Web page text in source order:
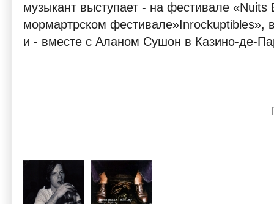
музыкант выступает - на фестивале
мормартрском фестивале»Inrockuptibles»,
и - вместе с Аланом Сушон в Казино-де-